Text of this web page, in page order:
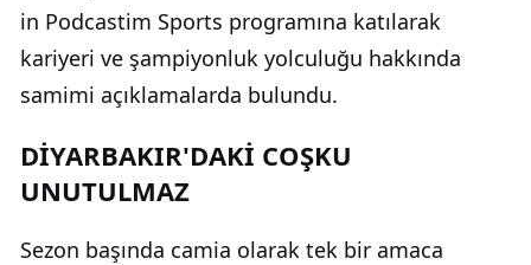
in Podcastim Sports programına katılarak
kariyeri ve şampiyonluk yolculuğu hakkında
samimi açıklamalarda bulundu.
DİYARBAKIR'DAKİ COŞKU
UNUTULMAZ
Sezon başında camia olarak tek bir amaca